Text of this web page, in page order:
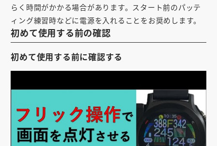
お知らせ
会社概要
お問い合わせ
らく時間がかかる場合があります。スタート前のパッテ
ィング練習時などに電源を入れることをお奨めします。
初めて使用する前の確認
初めて使用する前に確認する